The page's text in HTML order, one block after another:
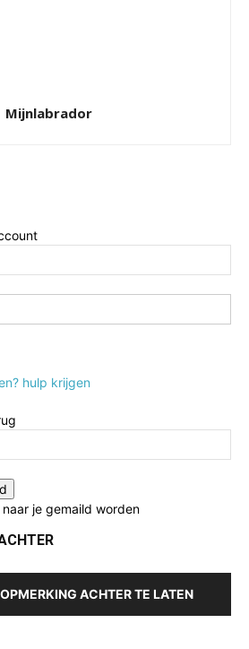
Mijnlabrador
hulp krijgen
je gemaild worden
ACHTER TE LATEN